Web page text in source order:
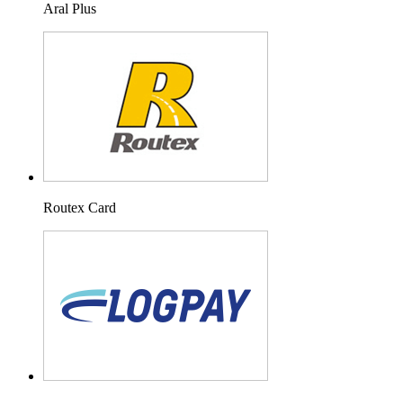
Aral Plus
Routex Card